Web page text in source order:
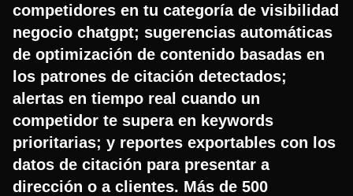
competidores en tu categoría de visibilidad
negocio chatgpt; sugerencias automáticas
de optimización de contenido basadas en
los patrones de citación detectados;
alertas en tiempo real cuando un
competidor te supera en keywords
prioritarias; y reportes exportables con los
datos de citación para presentar a
dirección o a clientes. Más de 500